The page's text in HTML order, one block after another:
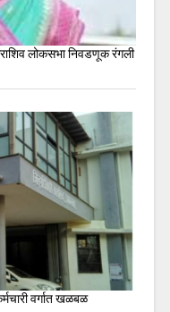
लोकसभा निवडणूक रंगली
वर्गात खळबळ